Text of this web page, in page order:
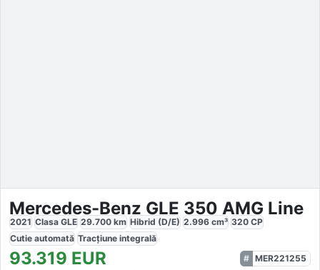
Mercedes-Benz GLE 350 AMG Line
2021 Clasa GLE 29.700 km Hibrid (D/E) 2.996 cm³ 320 CP
Cutie automată Tracțiune integrală
93.319 EUR
MER221255